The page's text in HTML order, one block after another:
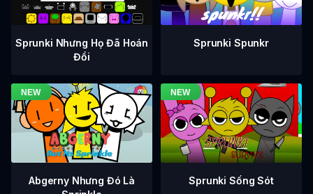
Sprunki Nhưng Họ Đã Hoán
Đổi
Sprunki Spunkr
Abgerny Nhưng Đó Là
Sprunki Sống Sót